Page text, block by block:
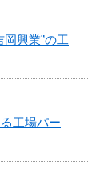
興業”の工
工場パー